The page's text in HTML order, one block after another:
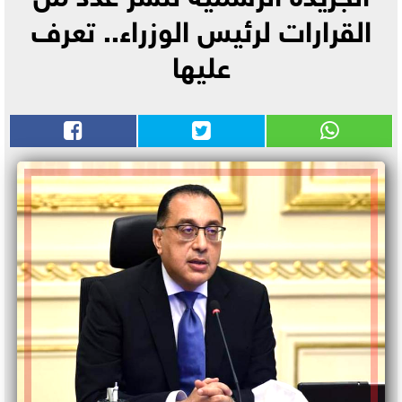
القرارات لرئيس الوزراء.. تعرف
عليها